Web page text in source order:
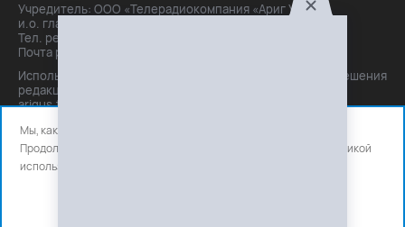
Учредитель: ООО «Телерадиокомпания «Ариг Ус»,
и.о. главного редактора: Маханова О.Б.
Тел. peдakции: +7(3012)21-30-14,
Почта peдakции: editor@arigus.tv
Использование материалов только с письменного разрешения
редакции. При цитировании прямая активная ссылка на
arigus.tv обязательна.
Мы, как и все используем файлы cookie и сервисы аналитики.
Продолжая использовать сайт, вы соглашаетесь с нашей
политикой
использования